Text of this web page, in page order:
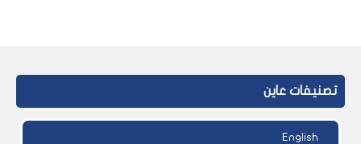
تصنيفات عاين
English